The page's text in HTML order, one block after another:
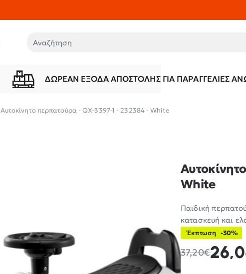
Αναζήτηση
ΔΩΡΕΆΝ ΈΞΟΔΑ ΑΠΟΣΤΟΛΉΣ ΓΙΑ ΠΑΡΑΓΓΕΛΊΕΣ
Αυτοκίνητο περπατούρα - QX-3397-1 - 232384 - White
White
Παιδική
κατασκευή και
Έκπτωση -30%
37,20€